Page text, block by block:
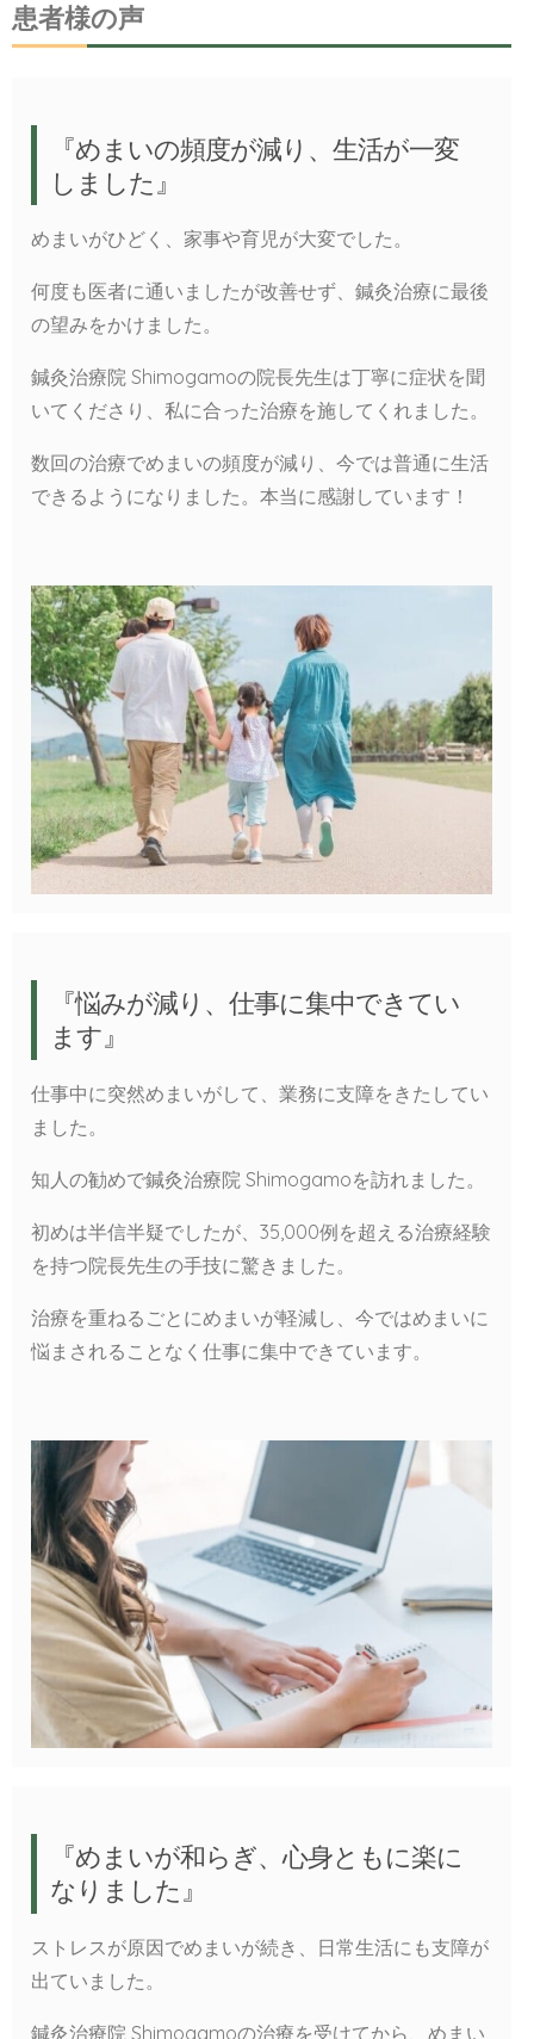
患者様の声
『めまいの頻度が減り、生活が一変
しました』
めまいがひどく、家事や育児が大変でした。
何度も医者に通いましたが改善せず、鍼灸治療に最後
の望みをかけました。
鍼灸治療院 Shimogamoの院長先生は丁寧に症状を聞
いてくださり、私に合った治療を施してくれました。
数回の治療でめまいの頻度が減り、今では普通に生活
できるようになりました。本当に感謝しています！
『悩みが減り、仕事に集中できてい
ます』
仕事中に突然めまいがして、業務に支障をきたしてい
ました。
知人の勧めで鍼灸治療院 Shimogamoを訪れました。
初めは半信半疑でしたが、35,000例を超える治療経験
を持つ院長先生の手技に驚きました。
治療を重ねるごとにめまいが軽減し、今ではめまいに
悩まされることなく仕事に集中できています。
『めまいが和らぎ、心身ともに楽に
なりました』
ストレスが原因でめまいが続き、日常生活にも支障が
出ていました。
鍼灸治療院 Shimogamoの治療を受けてから、めまい